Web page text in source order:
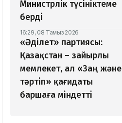
Министрлік түсініктеме
берді
16:29, 08 Тамыз 2026
«Әділет» партиясы:
Қазақстан – зайырлы
мемлекет, ал «Заң және
тәртіп» қағидаты
баршаға міндетті